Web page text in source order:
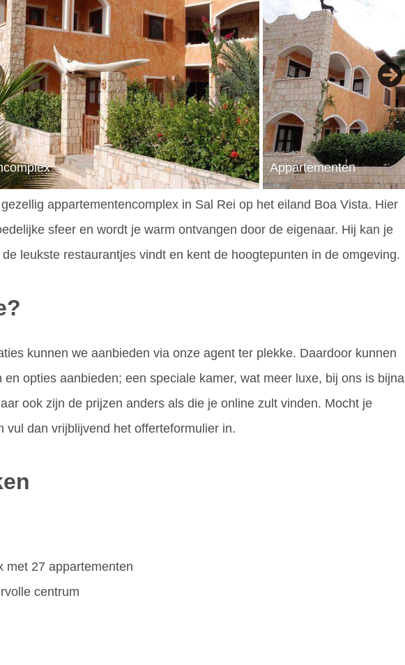
Appartementen
Next
appartementencomplex in Sal Rei op het eiland Boa Vista. Hier
sfeer en wordt je warm ontvangen door de eigenaar. Hij kan je
leukste restaurantjes vindt en kent de hoogtepunten in de omgeving.
kunnen we aanbieden via onze agent ter plekke. Daardoor kunnen
en opties aanbieden; een speciale kamer, wat meer luxe, bij ons is bijna
ook zijn de prijzen anders als die je online zult vinden. Mocht je
vul dan vrijblijvend het offerteformulier in.
met 27 appartementen
centrum